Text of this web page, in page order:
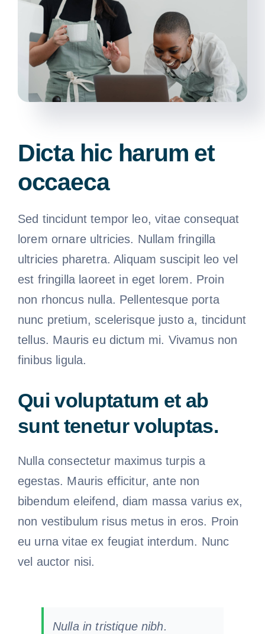
Dicta hic harum et
occaeca
Sed tincidunt tempor leo, vitae consequat
lorem ornare ultricies. Nullam fringilla
ultricies pharetra. Aliquam suscipit leo vel
est fringilla laoreet in eget lorem. Proin
non rhoncus nulla. Pellentesque porta
nunc pretium, scelerisque justo a, tincidunt
tellus. Mauris eu dictum mi. Vivamus non
finibus ligula.
Qui voluptatum et ab
sunt tenetur voluptas.
Nulla consectetur maximus turpis a
egestas. Mauris efficitur, ante non
bibendum eleifend, diam massa varius ex,
non vestibulum risus metus in eros. Proin
eu urna vitae ex feugiat interdum. Nunc
vel auctor nisi.
Nulla in tristique nibh.